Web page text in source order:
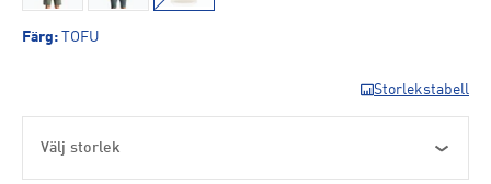
Färg: TOFU
Storlekstabell
Välj storlek